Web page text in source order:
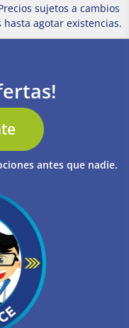
sujetos a cambios
agotar existencias.
antes que nadie.